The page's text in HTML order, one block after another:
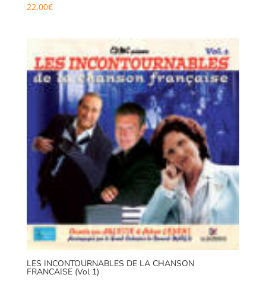
22,00€
LES INCONTOURNABLES DE LA CHANSON
FRANCAISE (Vol 1)